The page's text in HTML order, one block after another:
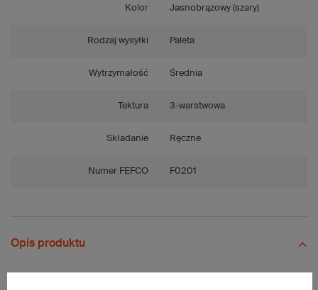
Kolor Jasnobrązowy (szary)
Rodzaj wysyłki Paleta
Wytrzymałość Średnia
Tektura 3-warstwowa
Składanie Ręczne
Numer FEFCO F0201
Opis produktu